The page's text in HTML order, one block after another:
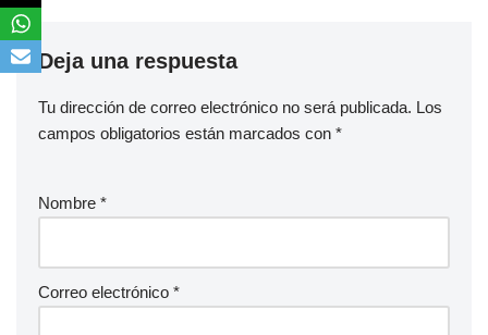
Deja una respuesta
Tu dirección de correo electrónico no será publicada. Los
campos obligatorios están marcados con *
Nombre *
Correo electrónico *